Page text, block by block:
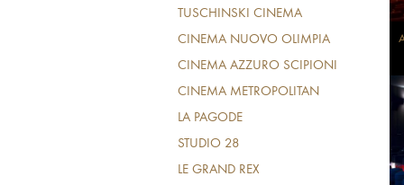
TUSCHINSKI CINEMA
CINEMA NUOVO OLIMPIA
CINEMA AZZURO SCIPIONI
CINEMA METROPOLITAN
LA PAGODE
STUDIO 28
LE GRAND REX